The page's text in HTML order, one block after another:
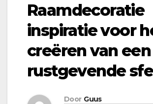
Raamdecoratie
inspiratie voor
creëren van een
rustgevende
Door Guus